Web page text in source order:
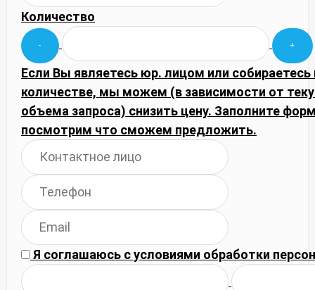
Количество
Если Вы являетесь юр. лицом или
количестве, мы можем (в зависимости от
объема запроса) снизить цену. Заполните
посмотрим что сможем предложить.
Я соглашаюсь сусловиями обработки